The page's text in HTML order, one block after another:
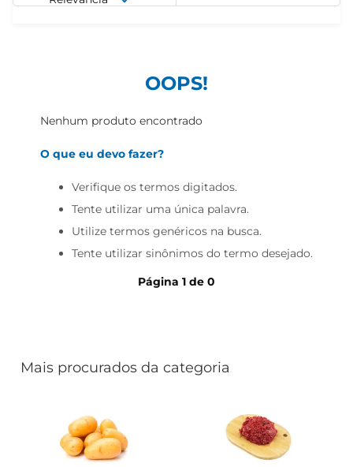
OOPS!
Nenhum produto encontrado
O que eu devo fazer?
Verifique os termos digitados.
Tente utilizar uma única palavra.
Utilize termos genéricos na busca.
Tente utilizar sinônimos do termo desejado.
Página 1de 0
Mais procurados da categoria